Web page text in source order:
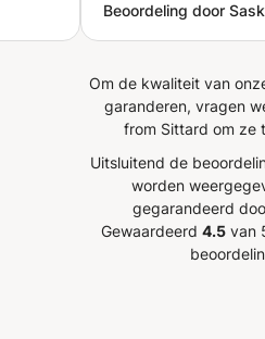
Beoordeling door
Om de kwaliteit van
garanderen, vragen
from Sittard om ze
Uitsluitend de
worden
gegarandeerd
Gewaardeerd 4.5van